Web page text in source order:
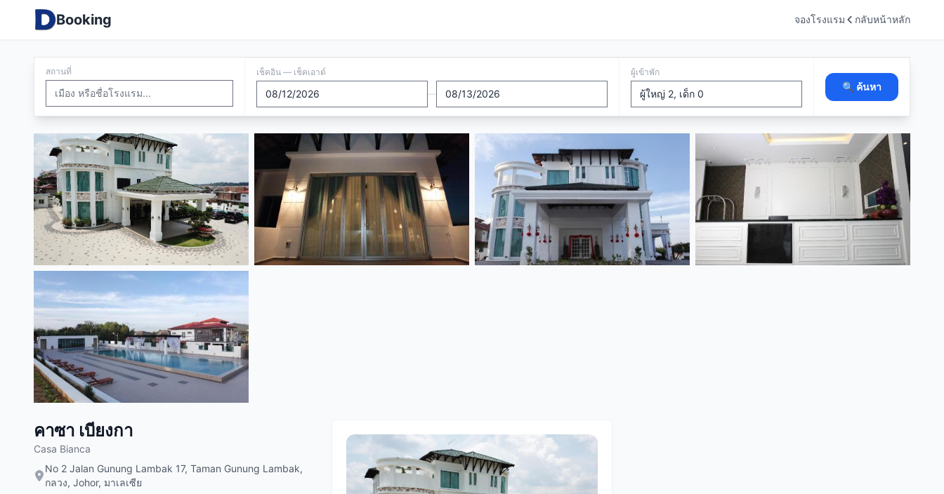
Booking จองโรงแรม กลับหน้าหลัก
สถานที่ เช็คอิน — เช็คเอาต์
—
ผู้เข้าพัก
🔍 ค้นหา
คาซา เบียงกา
Casa Bianca
No 2 Jalan Gunung Lambak 17, Taman Gunung Lambak,
กลวง, Johor, มาเลเซีย